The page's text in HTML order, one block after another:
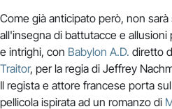
Come già anticipato però, non
all'insegna di battutacce e
e intrighi, con Babylon A.D. diretto
Traitor, per la regia di Jeffrey
Il regista e attore francese porta
pellicola ispirata ad un romanzo di